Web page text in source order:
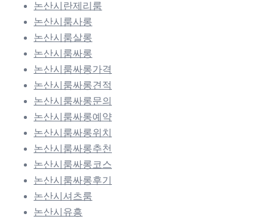
논산시란제리룸
논산시룸사롱
논산시룸살롱
논산시룸싸롱
논산시룸싸롱가격
논산시룸싸롱견적
논산시룸싸롱문의
논산시룸싸롱예약
논산시룸싸롱위치
논산시룸싸롱추천
논산시룸싸롱코스
논산시룸싸롱후기
논산시셔츠룸
논산시유흥